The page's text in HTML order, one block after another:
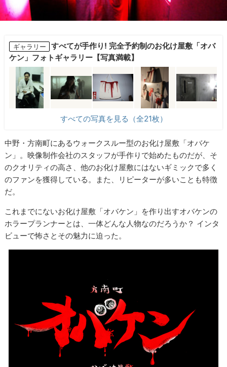
ギャラリー
すべてが手作り! 完全予約制のお化け屋敷「オバ
ケン」フォトギャラリー【写真満載】
すべての写真を見る（全21枚）
中野・方南町にあるウォークスルー型のお化け屋敷「オバケ
ン」。映像制作会社のスタッフが手作りで始めたものだが、そ
のクオリティの高さ、他のお化け屋敷にはないギミックで多く
のファンを獲得している。また、リピーターが多いことも特徴
だ。
これまでにないお化け屋敷「オバケン」を作り出すオバケンの
ホラープランナーとは、一体どんな人物なのだろうか？ インタ
ビューで怖さとその魅力に迫った。